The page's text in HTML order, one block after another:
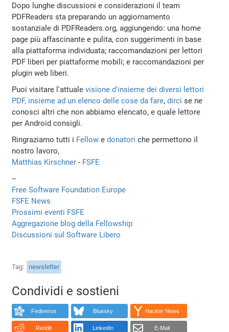
Dopo lunghe discussioni e considerazioni il team
PDFReaders sta preparando un aggiornamento
sostanziale di PDFReaders.org, aggiungendo: una home
page più affascinante e pulita, con suggerimenti in base
alla piattaforma individuata; raccomandazioni per lettori
PDF liberi per piattaforme mobili; e raccomandazioni per
plugin web liberi.
Puoi visitare l'attualevisione d'insieme dei diversi lettori
PDF, insieme ad un elenco delle cose da fare,dirci se ne
conosci altri che non abbiamo elencato, e quale lettore
per Android consigli.
Ringraziamo tutti i Fellow edonatori che permettono il
nostro lavoro,
Matthias Kirschner- FSFE
--
Free Software Foundation Europe
FSFE News
Prossimi eventi FSFE
Aggregazione blog della Fellowship
Discussioni sul Software Libero
Tag newsletter
Condividi e sostieni
Fediverse Bluesky Hacker News
Reddit LinkedIn E-Mail